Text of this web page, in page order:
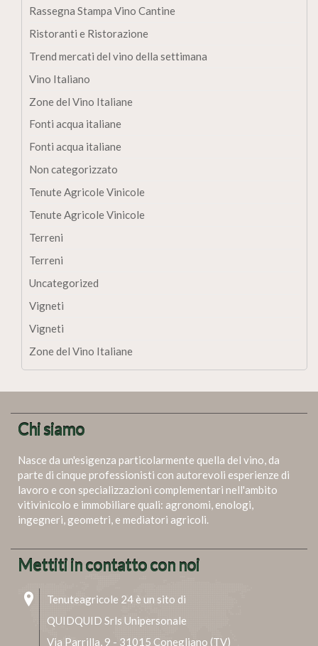
Rassegna Stampa Vino Cantine
Ristoranti e Ristorazione
Trend mercati del vino della settimana
Vino Italiano
Zone del Vino Italiane
Fonti acqua italiane
Fonti acqua italiane
Non categorizzato
Tenute Agricole Vinicole
Tenute Agricole Vinicole
Terreni
Terreni
Uncategorized
Vigneti
Vigneti
Zone del Vino Italiane
Chi siamo
Nasce da un'esigenza particolarmente quella del vino, da
parte di cinque professionisti con autorevoli esperienze di
lavoro e con specializzazioni complementari nell'ambito
vitivinicolo e immobiliare quali: agronomi, enologi,
ingegneri, geometri, e mediatori agricoli.
Mettiti in contatto con noi
Tenuteagricole 24 è un sito di
QUIDQUID Srls Unipersonale
Via Parrilla, 9 - 31015 Conegliano (TV)